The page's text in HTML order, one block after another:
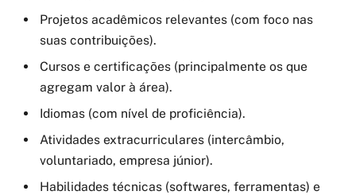
Projetos acadêmicos relevantes (com foco nas
suas contribuições).
Cursos e certificações (principalmente os que
agregam valor à área).
Idiomas (com nível de proficiência).
Atividades extracurriculares (intercâmbio,
voluntariado, empresa júnior).
Habilidades técnicas (softwares, ferramentas) e